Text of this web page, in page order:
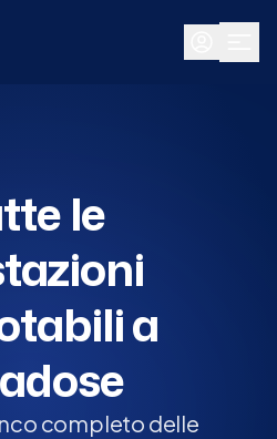
le
a
completo delle